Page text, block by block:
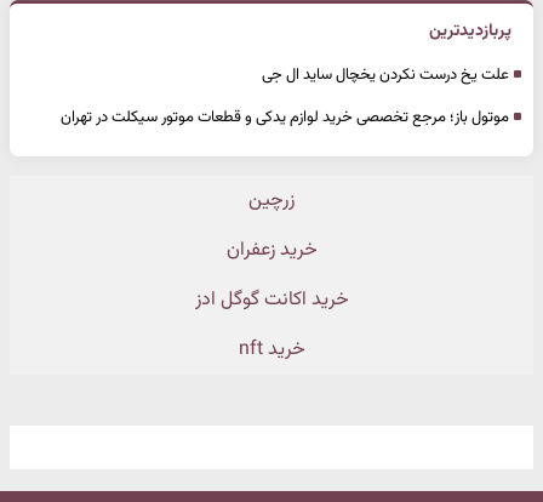
پربازدیدترین
علت یخ درست نکردن یخچال ساید ال جی
موتول باز؛ مرجع تخصصی خرید لوازم یدکی و قطعات موتور سیکلت در تهران
زرچین
خرید زعفران
خرید اکانت گوگل ادز
خرید nft